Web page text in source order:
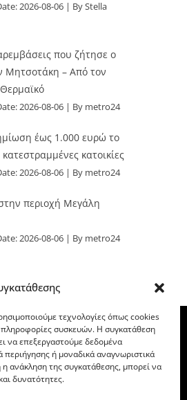
τεχνολογίες όπως cookies
συσκευών. Η συγκατάθεση
να επεξεργαστούμε δεδομένα
ή μοναδικά αναγνωριστικά
ανάκληση της συγκατάθεσης, μπορεί να
δυνατότητες.
2026-08-06
By Stella
που ζήτησε ο
Μητσοτάκη – Από τον
2026-08-06 By metro24
έως 1.000 ευρώ το
κατοικίες
2026-08-06 By metro24
περιοχή Μεγάλη
2026-08-06 By metro24